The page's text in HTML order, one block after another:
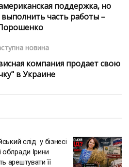
поддержка, но
часть работы –
новина
компания продает свою
в Украине
слід у бізнесі
Ірини
арештувати її